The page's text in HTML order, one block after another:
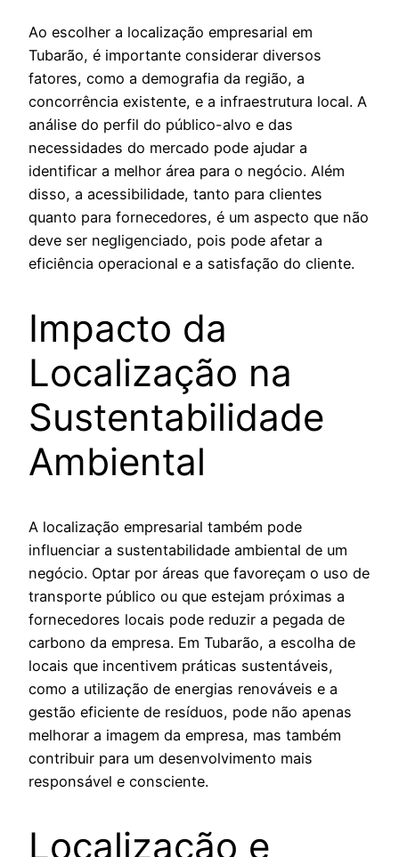
Ao escolher a localização empresarial em
Tubarão, é importante considerar diversos
fatores, como a demografia da região, a
concorrência existente, e a infraestrutura local. A
análise do perfil do público-alvo e das
necessidades do mercado pode ajudar a
identificar a melhor área para o negócio. Além
disso, a acessibilidade, tanto para clientes
quanto para fornecedores, é um aspecto que não
deve ser negligenciado, pois pode afetar a
eficiência operacional e a satisfação do cliente.
Impacto da
Localização na
Sustentabilidade
Ambiental
A localização empresarial também pode
influenciar a sustentabilidade ambiental de um
negócio. Optar por áreas que favoreçam o uso de
transporte público ou que estejam próximas a
fornecedores locais pode reduzir a pegada de
carbono da empresa. Em Tubarão, a escolha de
locais que incentivem práticas sustentáveis,
como a utilização de energias renováveis e a
gestão eficiente de resíduos, pode não apenas
melhorar a imagem da empresa, mas também
contribuir para um desenvolvimento mais
responsável e consciente.
Localização e